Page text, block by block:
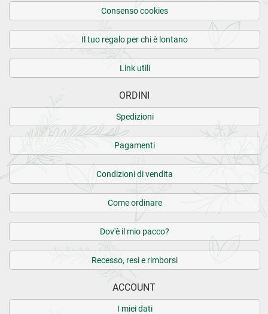
Consenso cookies
Il tuo regalo per chi è lontano
Link utili
ORDINI
Spedizioni
Pagamenti
Condizioni di vendita
Come ordinare
Dov'è il mio pacco?
Recesso, resi e rimborsi
ACCOUNT
I miei dati